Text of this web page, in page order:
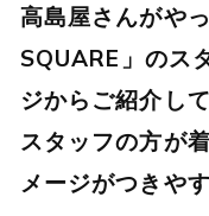
高島屋さんがや
SQUARE 」のス
ジからご紹介し
スタッフの方が
メージがつきや